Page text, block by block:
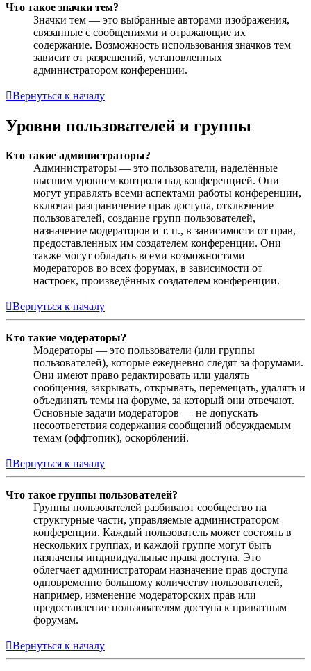
Что такое значки тем?
Значки тем — это выбранные авторами изображения,
связанные с сообщениями и отражающие их
содержание. Возможность использования значков тем
зависит от разрешений, установленных
администратором конференции.
Вернуться к началу
Уровни пользователей и группы
Кто такие администраторы?
Администраторы — это пользователи, наделённые
высшим уровнем контроля над конференцией. Они
могут управлять всеми аспектами работы конференции,
включая разграничение прав доступа, отключение
пользователей, создание групп пользователей,
назначение модераторов и т. п., в зависимости от прав,
предоставленных им создателем конференции. Они
также могут обладать всеми возможностями
модераторов во всех форумах, в зависимости от
настроек, произведённых создателем конференции.
Вернуться к началу
Кто такие модераторы?
Модераторы — это пользователи (или группы
пользователей), которые ежедневно следят за форумами.
Они имеют право редактировать или удалять
сообщения, закрывать, открывать, перемещать, удалять и
объединять темы на форуме, за который они отвечают.
Основные задачи модераторов — не допускать
несоответствия содержания сообщений обсуждаемым
темам (оффтопик), оскорблений.
Вернуться к началу
Что такое группы пользователей?
Группы пользователей разбивают сообщество на
структурные части, управляемые администратором
конференции. Каждый пользователь может состоять в
нескольких группах, и каждой группе могут быть
назначены индивидуальные права доступа. Это
облегчает администраторам назначение прав доступа
одновременно большому количеству пользователей,
например, изменение модераторских прав или
предоставление пользователям доступа к приватным
форумам.
Вернуться к началу